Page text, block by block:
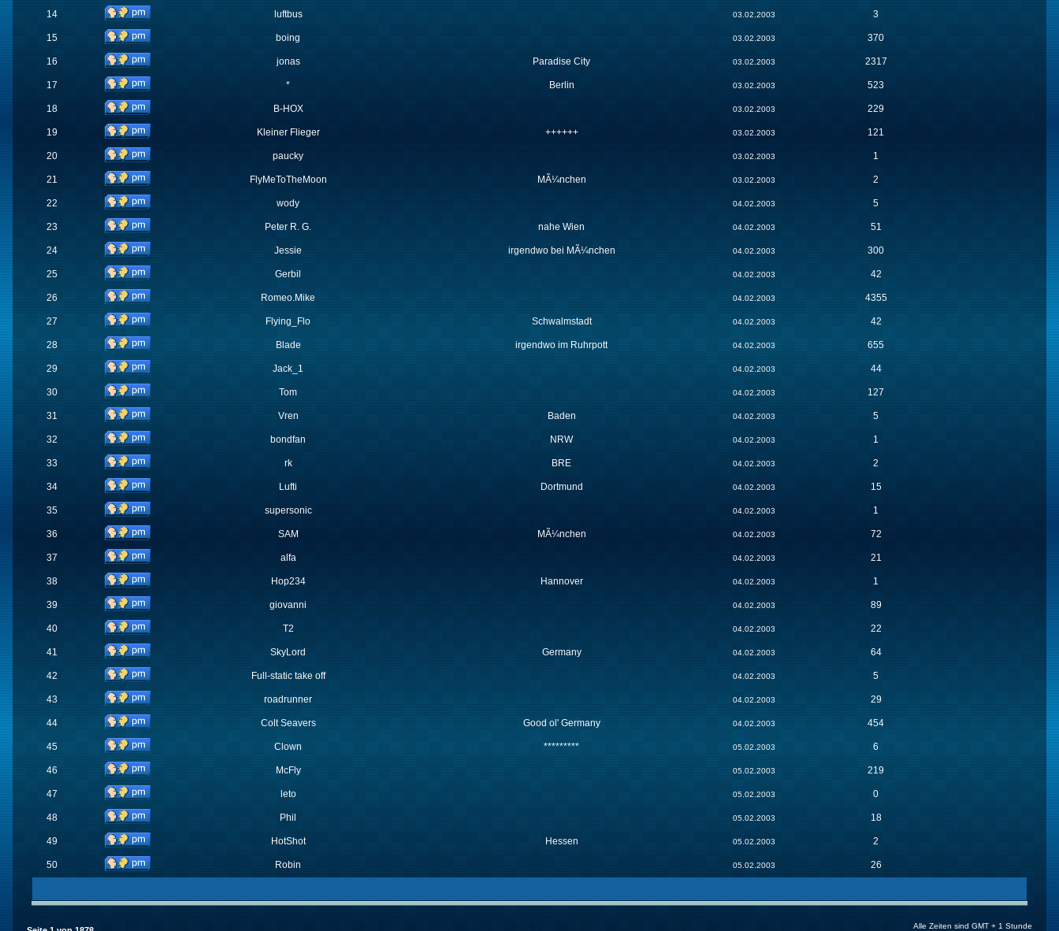
14 luftbus 03.02.2003 3
15 boing 03.02.2003 370
16 jonas Paradise City 03.02.2003 2317
17 * Berlin 03.02.2003 523
18 B-HOX 03.02.2003 229
19 Kleiner Flieger ++++++ 03.02.2003 121
20 paucky 03.02.2003 1
21 FlyMeToTheMoon MÃ¼nchen 03.02.2003 2
22 wody 04.02.2003 5
23 Peter R. G. nahe Wien 04.02.2003 51
24 Jessie irgendwo bei MÃ¼nchen 04.02.2003 300
25 Gerbil 04.02.2003 42
26 Romeo.Mike 04.02.2003 4355
27 Flying_Flo Schwalmstadt 04.02.2003 42
28 Blade irgendwo im Ruhrpott 04.02.2003 655
29 Jack_1 04.02.2003 44
30 Tom 04.02.2003 127
31 Vren Baden 04.02.2003 5
32 bondfan NRW 04.02.2003 1
33 rk BRE 04.02.2003 2
34 Lufti Dortmund 04.02.2003 15
35 supersonic 04.02.2003 1
36 SAM MÃ¼nchen 04.02.2003 72
37 alfa 04.02.2003 21
38 Hop234 Hannover 04.02.2003 1
39 giovanni 04.02.2003 89
40 T2 04.02.2003 22
41 SkyLord Germany 04.02.2003 64
42 Full-static take off 04.02.2003 5
43 roadrunner 04.02.2003 29
44 Colt Seavers Good ol' Germany 04.02.2003 454
45 Clown ********* 05.02.2003 6
46 McFly 05.02.2003 219
47 leto 05.02.2003 0
48 Phil 05.02.2003 18
49 HotShot Hessen 05.02.2003 2
50 Robin 05.02.2003 26
Alle Zeiten sind GMT + 1 Stunde